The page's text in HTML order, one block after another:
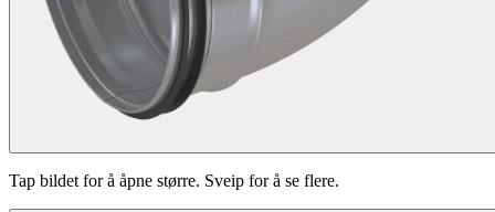
Tap bildet for å åpne større. Sveip for å se flere.